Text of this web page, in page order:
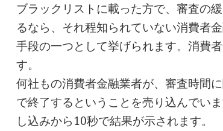
ブラックリストに載った方で、審査の
るなら、それ程知られていない消費者
手段の一つとして挙げられます。消費
す。
何社もの消費者金融業者が、審査時間
で終了するということを売り込んでい
し込みから10秒で結果が示されます。